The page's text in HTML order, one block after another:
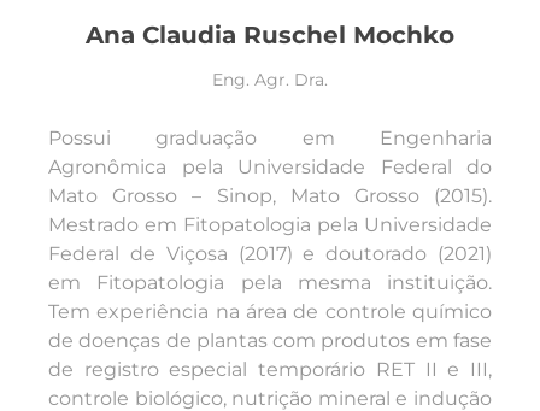
Ana Claudia Ruschel Mochko
Eng. Agr. Dra.
Possui graduação em Engenharia
Agronômica pela Universidade Federal do
Mato Grosso – Sinop, Mato Grosso (2015).
Mestrado em Fitopatologia pela Universidade
Federal de Viçosa (2017) e doutorado (2021)
em Fitopatologia pela mesma instituição.
Tem experiência na área de controle químico
de doenças de plantas com produtos em fase
de registro especial temporário RET II e III,
controle biológico, nutrição mineral e indução